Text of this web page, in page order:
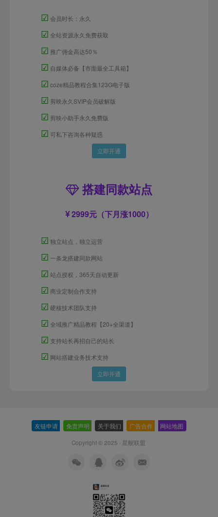
☑ 会员时长：永久
☑ 全站资源永久免费获取
☑ 推广佣金高达50％
☑ 自媒体必备【市面最全工具箱】
☑ coze精品教程合集123G电子版
☑ 剪映永久SVIP会员破解版
☑ 剪映小助手永久免费版
☑ 可私下咨询各种疑惑
立即开通
搭建同款站点
2999元（下月涨1000）
☑ 独立站点，独立运营
☑ 一条龙搭建同款网站
☑ 站点授权，365天自动更新
☑ 商业定制合作支持
☑ 硬核技术团队支持
☑ 全域推广精品教程【20+全渠道】
☑ 支持站长再招自己的站长
☑ 网站搭建业务技术支持
立即开通
友链申请 免责声明 关于我们 广告合作 网站地图
Copyright © 2025 · 星舰联盟